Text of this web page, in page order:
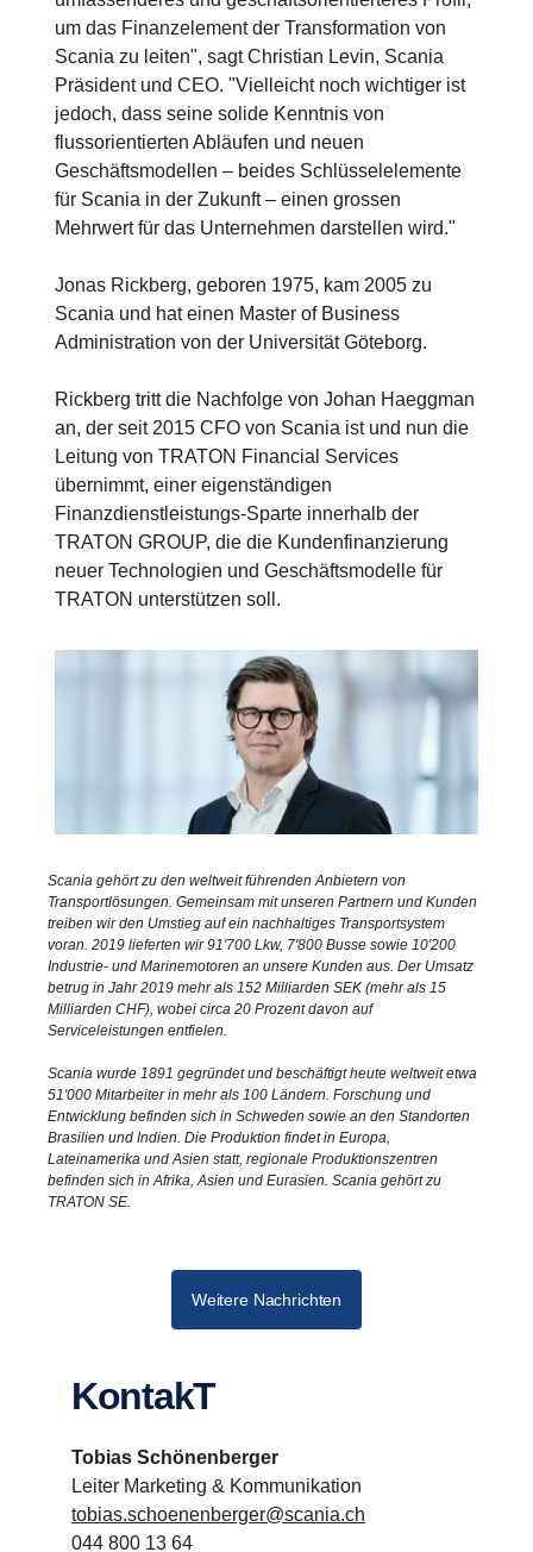
um das Finanzelement der Transformation von
Scania zu leiten", sagt Christian Levin, Scania
Präsident und CEO. "Vielleicht noch wichtiger ist
jedoch, dass seine solide Kenntnis von
flussorientierten Abläufen und neuen
Geschäftsmodellen – beides Schlüsselelemente
für Scania in der Zukunft – einen grossen
Mehrwert für das Unternehmen darstellen wird."
Jonas Rickberg, geboren 1975, kam 2005 zu
Scania und hat einen Master of Business
Administration von der Universität Göteborg.
Rickberg tritt die Nachfolge von Johan Haeggman
an, der seit 2015 CFO von Scania ist und nun die
Leitung von TRATON Financial Services
übernimmt, einer eigenständigen
Finanzdienstleistungs-Sparte innerhalb der
TRATON GROUP, die die Kundenfinanzierung
neuer Technologien und Geschäftsmodelle für
TRATON unterstützen soll.
Scania gehört zu den weltweit führenden Anbietern von
Transportlösungen. Gemeinsam mit unseren Partnern und Kunden
treiben wir den Umstieg auf ein nachhaltiges Transportsystem
voran. 2019 lieferten wir 91'700 Lkw, 7'800 Busse sowie 10'200
Industrie- und Marinemotoren an unsere Kunden aus. Der Umsatz
betrug in Jahr 2019 mehr als 152 Milliarden SEK (mehr als 15
Milliarden CHF), wobei circa 20 Prozent davon auf
Serviceleistungen entfielen.
Scania wurde 1891 gegründet und beschäftigt heute weltweit etwa
51'000 Mitarbeiter in mehr als 100 Ländern. Forschung und
Entwicklung befinden sich in Schweden sowie an den Standorten
Brasilien und Indien. Die Produktion findet in Europa,
Lateinamerika und Asien statt, regionale Produktionszentren
befinden sich in Afrika, Asien und Eurasien. Scania gehört zu
TRATON SE.
Weitere Nachrichten
KontakT
Tobias Schönenberger
Leiter Marketing & Kommunikation
tobias.schoenenberger@scania.ch
044 800 13 64